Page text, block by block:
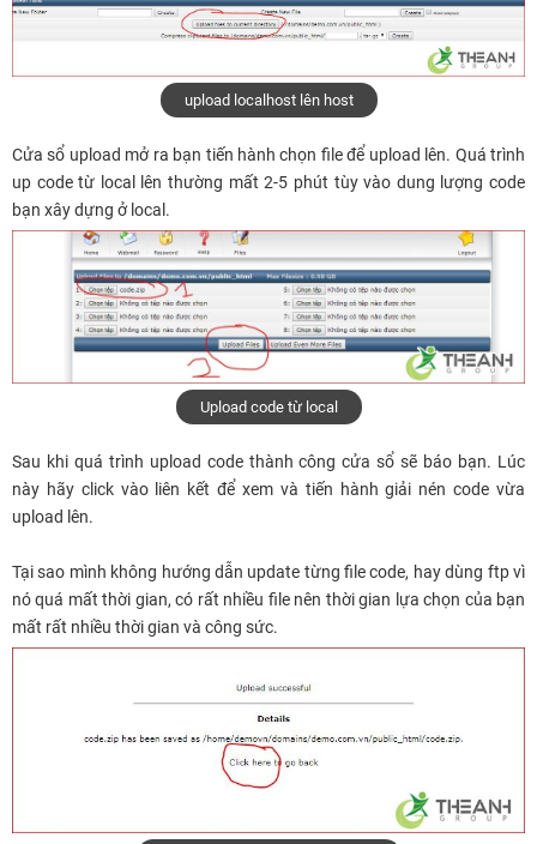
upload localhost lên host
Cửa sổ upload mở ra bạn tiến hành chọn file để upload lên. Quá trình
up code từ local lên thường mất 2-5 phút tùy vào dung lượng code
bạn xây dựng ở local.
Upload code từ local
Sau khi quá trình upload code thành công cửa sổ sẽ báo bạn. Lúc
này hãy click vào liên kết để xem và tiến hành giải nén code vừa
upload lên.
Tại sao mình không hướng dẫn update từng file code, hay dùng ftp vì
nó quá mất thời gian, có rất nhiều file nên thời gian lựa chọn của bạn
mất rất nhiều thời gian và công sức.